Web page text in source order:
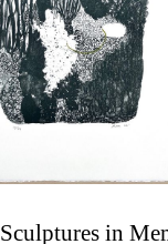
in